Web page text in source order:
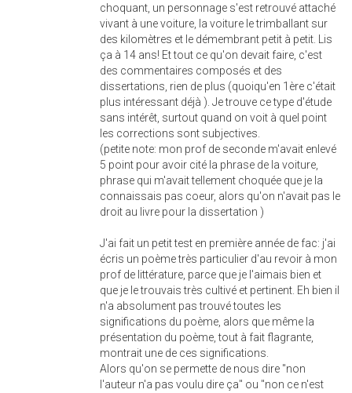
choquant, un personnage s'est retrouvé attaché
vivant à une voiture, la voiture le trimballant sur
des kilomètres et le démembrant petit à petit. Lis
ça à 14 ans! Et tout ce qu'on devait faire, c'est
des commentaires composés et des
dissertations, rien de plus (quoiqu'en 1ère c'était
plus intéressant déjà ). Je trouve ce type d'étude
sans intérêt, surtout quand on voit à quel point
les corrections sont subjectives.
(petite note: mon prof de seconde m'avait enlevé
5 point pour avoir cité la phrase de la voiture,
phrase qui m'avait tellement choquée que je la
connaissais pas coeur, alors qu'on n'avait pas le
droit au livre pour la dissertation )
J'ai fait un petit test en première année de fac: j'ai
écris un poème très particulier d'au revoir à mon
prof de littérature, parce que je l'aimais bien et
que je le trouvais très cultivé et pertinent. Eh bien il
n'a absolument pas trouvé toutes les
significations du poème, alors que même la
présentation du poème, tout à fait flagrante,
montrait une de ces significations.
Alors qu'on se permette de nous dire "non
l'auteur n'a pas voulu dire ça" ou "non ce n'est